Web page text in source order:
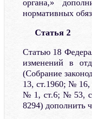
органа,»
нормативных
Статья 2
Статью 18
изменений в
(Собрание
13, ст.1960; №
№ 1, ст.6; № 53,
8294) дополнить